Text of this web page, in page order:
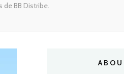
de BB Distribe.